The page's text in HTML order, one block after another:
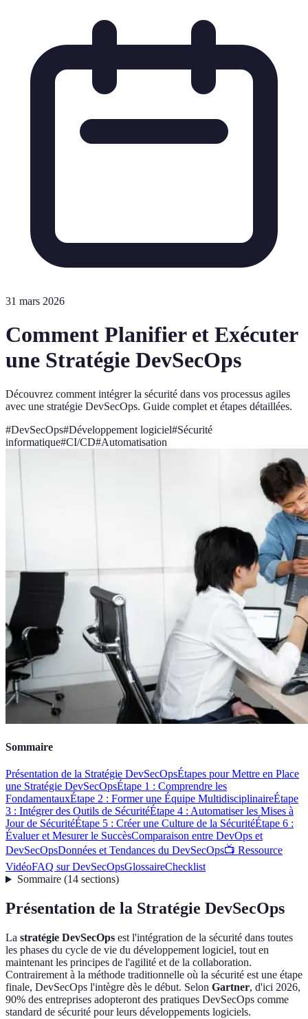
31 mars 2026
Comment Planifier et Exécuter
une Stratégie DevSecOps
Découvrez comment intégrer la sécurité dans vos processus agiles
avec une stratégie DevSecOps. Guide complet et étapes détaillées.
#DevSecOps#Développement logiciel#Sécurité
informatique#CI/CD#Automatisation
Sommaire
Présentation de la Stratégie DevSecOpsÉtapes pour Mettre en Place
une Stratégie DevSecOpsÉtape 1 : Comprendre les
FondamentauxÉtape 2 : Former une Équipe MultidisciplinaireÉtape
3 : Intégrer des Outils de SécuritéÉtape 4 : Automatiser les Mises à
Jour de SécuritéÉtape 5 : Créer une Culture de la SécuritéÉtape 6 :
Évaluer et Mesurer le SuccèsComparaison entre DevOps et
DevSecOpsDonnées et Tendances du DevSecOps📺 Ressource
VidéoFAQ sur DevSecOpsGlossaireChecklist
Sommaire(14 sections)
Présentation de la Stratégie DevSecOps
La stratégie DevSecOps est l'intégration de la sécurité dans toutes
les phases du cycle de vie du développement logiciel, tout en
maintenant les principes de l'agilité et de la collaboration.
Contrairement à la méthode traditionnelle où la sécurité est une étape
finale, DevSecOps l'intègre dès le début. Selon Gartner, d'ici 2026,
90% des entreprises adopteront des pratiques DevSecOps comme
standard de sécurité pour leurs développements logiciels.